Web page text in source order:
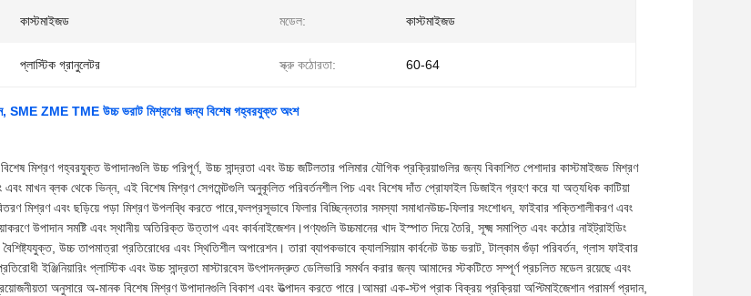
কাস্টমাইজড মডেল: কাস্টমাইজড
প্লাস্টিক গ্রানুলেটর স্ক্রু কঠোরতা: 60-64
SME ZME TME উচ্চ ভরাট মিশ্রণের জন্য বিশেষ গহ্বরযুক্ত অংশ
মিশ্রণ গহ্বরযুক্ত উপাদানগুলি উচ্চ পরিপূর্ণ, উচ্চ সান্দ্রতা এবং উচ্চ জটিলতার পলিমার যৌগিক প্রক্রিয়াগুলির জন্য বিকাশিত পেশাদার কাস্টমাইজড মিশ্রণ
মাখন ব্লক থেকে ভিন্ন, এই বিশেষ মিশ্রণ সেগমেন্টগুলি অনুকূলিত পরিবর্তনশীল পিচ এবং বিশেষ দাঁত প্রোফাইল ডিজাইন গ্রহণ করে যা অত্যধিক কাটিয়া
মিশ্রণ এবং ছড়িয়ে পড়া মিশ্রণ উপলব্ধি করতে পারে,ফলপ্রসূভাবে ফিলার বিচ্ছিন্নতার সমস্যা সমাধানউচ্চ-ফিলার সংশোধন, ফাইবার শক্তিশালীকরণ এবং
উপাদান সমষ্টি এবং স্থানীয় অতিরিক্ত উত্তাপ এবং কার্বনাইজেশন।পণ্যগুলি উচ্চমানের খাদ ইস্পাত দিয়ে তৈরি, সূক্ষ্ম সমাপ্তি এবং কঠোর নাইট্রাইডিং
বৈশিষ্ট্যযুক্ত, উচ্চ তাপমাত্রা প্রতিরোধের এবং স্থিতিশীল অপারেশন। তারা ব্যাপকভাবে ক্যালসিয়াম কার্বনেট উচ্চ ভরাট, টাল্কাম গুঁড়া পরিবর্তন, গ্লাস ফাইবার
ইঞ্জিনিয়ারিং প্লাস্টিক এবং উচ্চ সান্দ্রতা মাস্টারবেস উৎপাদনদ্রুত ডেলিভারি সমর্থন করার জন্য আমাদের স্টকটিতে সম্পূর্ণ প্রচলিত মডেল রয়েছে এবং
অনুসারে অ-মানক বিশেষ মিশ্রণ উপাদানগুলি বিকাশ এবং উত্পাদন করতে পারে।আমরা এক-স্টপ প্রাক বিক্রয় প্রক্রিয়া অপ্টিমাইজেশান পরামর্শ প্রদান,